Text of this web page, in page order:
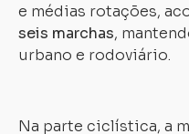
e médias rotações,
seis marchas,
urbano e rodoviário.
Na parte ciclística, a